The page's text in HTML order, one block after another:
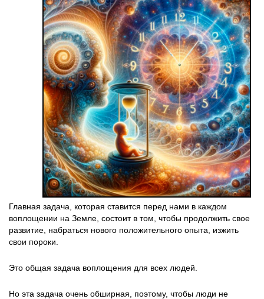
Главная задача, которая ставится перед нами в каждом
воплощении на Земле, состоит в том, чтобы продолжить свое
развитие, набраться нового положительного опыта, изжить
свои пороки.
Это общая задача воплощения для всех людей.
Но эта задача очень обширная, поэтому, чтобы люди не